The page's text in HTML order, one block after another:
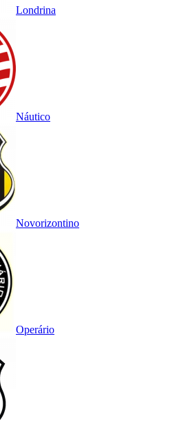
Londrina
Náutico
Novorizontino
Operário